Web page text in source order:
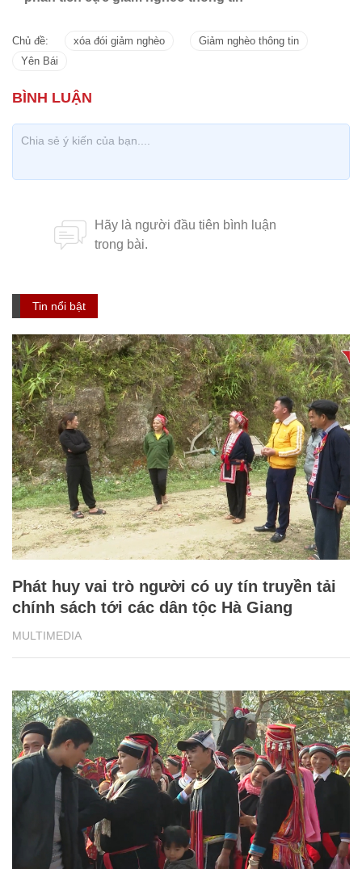
MULTIMEDIA
Phát huy vai trò người có uy tín truyền tải
chính sách tới các dân tộc Hà Giang
MULTIMEDIA
Đưa Nghị quyết 27 vào cuộc sống để nâng
cao đời sống vùng dân tộc Bắc Mê